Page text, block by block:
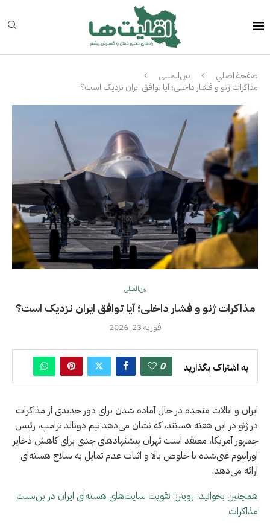
صفحة اصلي
بین‌المللی
مذاکرات ژنو و فشار داخلی؛ آیا توافق ایران نزدیک است؟
بین‌المللی
مذاکرات ژنو و فشار داخلی؛ آیا توافق ایران نزدیک است؟
فوریه 23, 2026
به اشتراک بگذارید 0
ایران و ایالات متحده در حال آماده شدن برای دور جدیدی از مذاکرات
در ژنو در این هفته هستند، که نشان می‌دهد تیم دونالد ترامپ، رئیس
جمهور آمریکا، معتقد است تهران پیشنهادهای جدی برای کاهش ذخایر
اورانیوم غنی‌شده با خلوص بالا و اثبات عدم تمایل به سلاح هسته‌ای
ارائه می‌دهد.
همچنین بخوانید: رویترز: تقویت سایت‌های هسته‌ای ایران در بن‌بست
مذاکرات